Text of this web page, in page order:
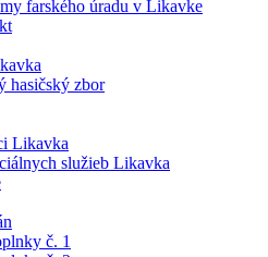
farského úradu v Likavke
hasičský zbor
Likavka
služieb Likavka
č. 1